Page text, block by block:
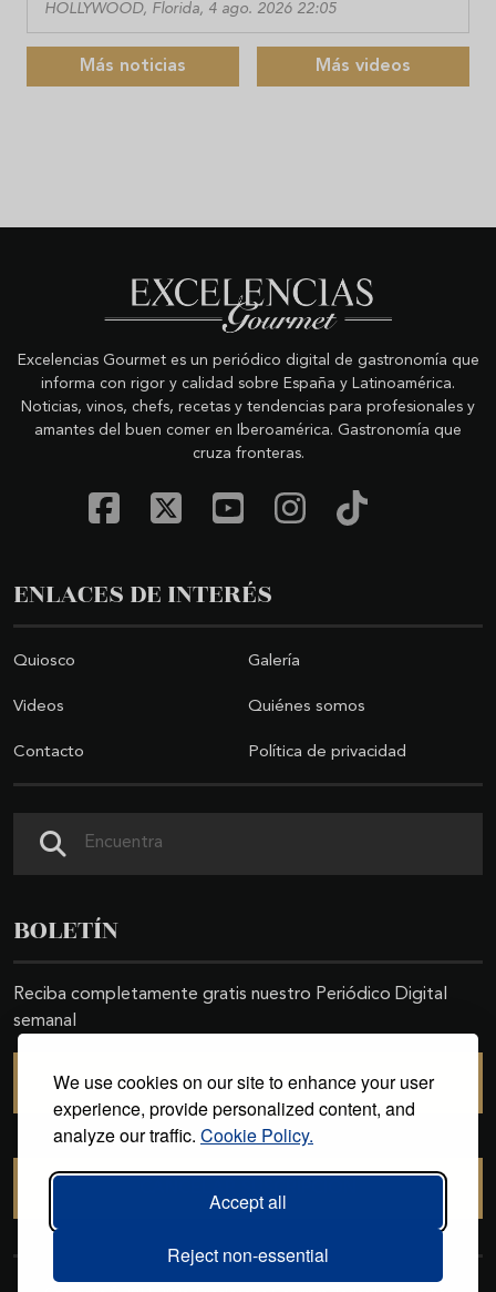
We use cookies on our site to enhance your user
experience, provide personalized content, and
analyze our traffic. Cookie Policy.
Accept all
Reject non-essential
HOLLYWOOD, Florida, 4 ago. 2026 22:05
Más noticias Más videos
Excelencias Gourmet es un periódico digital de gastronomía que
informa con rigor y calidad sobre España y Latinoamérica.
Noticias, vinos, chefs, recetas y tendencias para profesionales y
amantes del buen comer en Iberoamérica. Gastronomía que
cruza fronteras.
ENLACES DE INTERÉS
Quiosco Galería
Videos Quiénes somos
Contacto Política de privacidad
BOLETÍN
Reciba completamente gratis nuestro Periódico Digital
semanal
SUSCRIBIRSE